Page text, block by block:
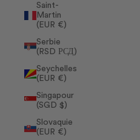
Saint-
Martin
(EUR €)
Serbie
(RSD РСД)
Seychelles
(EUR €)
Singapour
(SGD $)
Slovaquie
(EUR €)